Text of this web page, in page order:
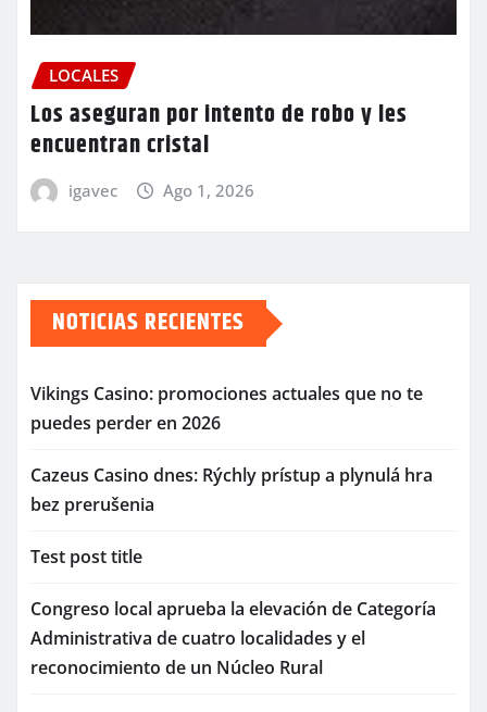
LOCALES
Los aseguran por intento de robo y les
encuentran cristal
igavec Ago 1, 2026
NOTICIAS RECIENTES
Vikings Casino: promociones actuales que no te
puedes perder en 2026
Cazeus Casino dnes: Rýchly prístup a plynulá hra
bez prerušenia
Test post title
Congreso local aprueba la elevación de Categoría
Administrativa de cuatro localidades y el
reconocimiento de un Núcleo Rural